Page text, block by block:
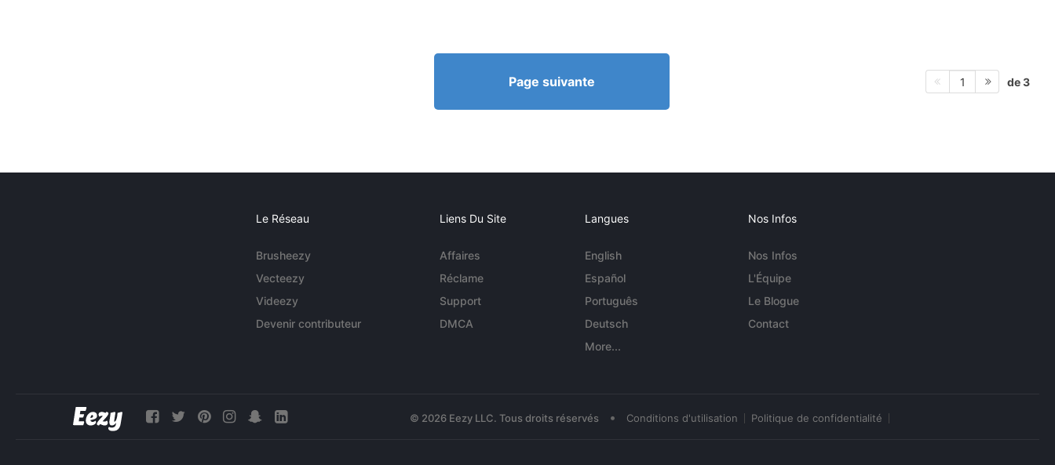
Page suivante 1 de 3
Le Réseau
Brusheezy
Vecteezy
Videezy
Devenir contributeur
Liens Du Site
Affaires
Réclame
Support
DMCA
Langues
English
Español
Português
Deutsch
More...
Nos Infos
Nos Infos
L'Équipe
Le Blogue
Contact
© 2026 Eezy LLC. Tous droits réservés • Conditions d'utilisation Politique de confidentialité